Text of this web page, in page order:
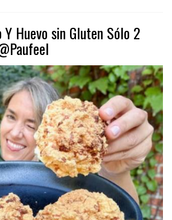
Huevo sin Gluten Sólo 2